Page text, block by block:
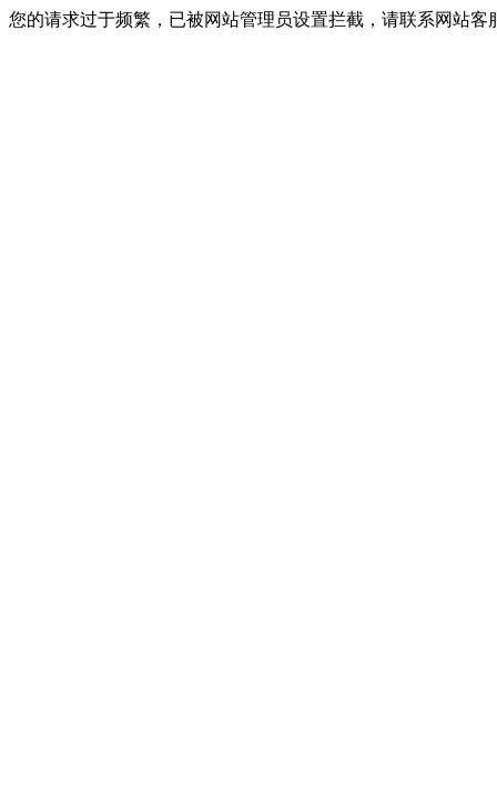
您的请求过于频繁，已被网站管理员设置拦截，请联系网站客